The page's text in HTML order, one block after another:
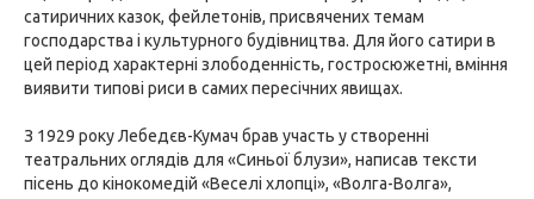
сатиричних казок, фейлетонів, присвячених темам
господарства і культурного будівництва. Для його сатири в
цей період характерні злободенність, гостросюжетні, вміння
виявити типові риси в самих пересічних явищах.
З 1929 року Лебедєв-Кумач брав участь у створенні
театральних оглядів для «Синьої блузи», написав тексти
пісень до кінокомедій «Веселі хлопці», «Волга-Волга»,